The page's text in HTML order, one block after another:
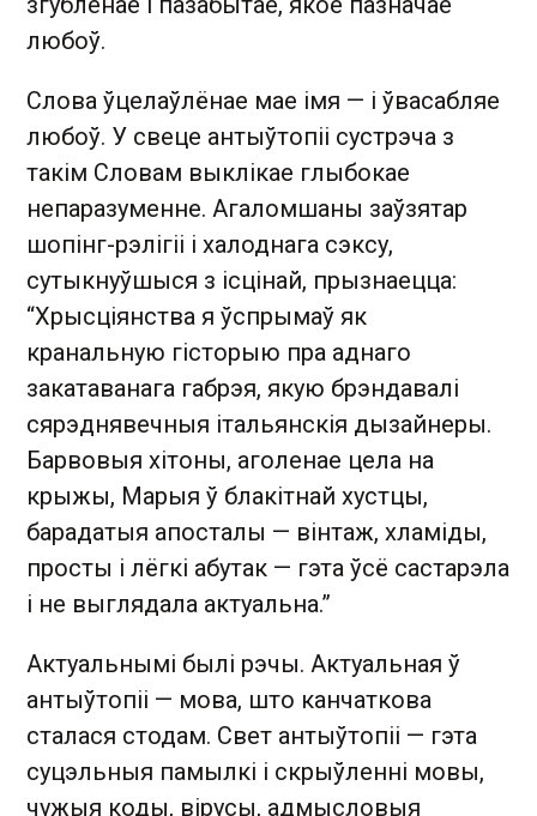
любоў.
Слова ўцелаўлёнае мае імя — і ўвасабляе
любоў. У свеце антыўтопіі сустрэча з
такім Словам выклікае глыбокае
непаразуменне. Агаломшаны заўзятар
шопінг-рэлігіі і халоднага сэксу,
сутыкнуўшыся з ісцінай, прызнаецца:
“Хрысціянства я ўспрымаў як
кранальную гісторыю пра аднаго
закатаванага габрэя, якую брэндавалі
сярэднявечныя італьянскія дызайнеры.
Барвовыя хітоны, аголенае цела на
крыжы, Марыя ў блакітнай хустцы,
барадатыя апосталы — вінтаж, хламіды,
просты і лёгкі абутак — гэта ўсё састарэла
і не выглядала актуальна.”
Актуальнымі былі рэчы. Актуальная ў
антыўтопіі — мова, што канчаткова
сталася стодам. Свет антыўтопіі — гэта
суцэльныя памылкі і скрыўленні мовы,
чужыя коды, вірусы, адмысловыя